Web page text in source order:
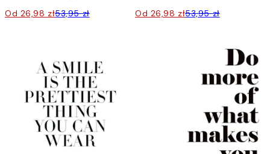
Od 26,98 zł53,95 zł Od 26,98 zł53,95 zł